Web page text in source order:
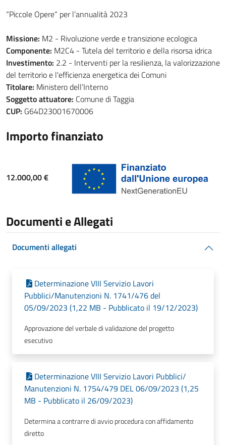
“Piccole Opere“ per l’annualità 2023
Missione: M2 - Rivoluzione verde e transizione ecologica
Componente: M2C4 - Tutela del territorio e della risorsa idrica
Investimento: 2.2 - Interventi per la resilienza, la valorizzazione
del territorio e l'efficienza energetica dei Comuni
Titolare: Ministero dell’Interno
Soggetto attuatore: Comune di Taggia
CUP: G64D23001670006
Importo finanziato
12.000,00 €
Documenti e Allegati
Documenti allegati
Determinazione VIII Servizio Lavori
Pubblici/Manutenzioni N. 1741/476 del
05/09/2023 (1,22 MB - Pubblicato il 19/12/2023)
Approvazione del verbale di validazione del progetto
esecutivo
Determinazione VIII Servizio Lavori Pubblici/
Manutenzioni N. 1754/479 DEL 06/09/2023 (1,25
MB - Pubblicato il 26/09/2023)
Determina a contrarre di avvio procedura con affidamento
diretto